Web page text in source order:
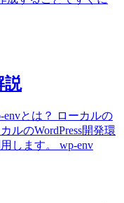
説
とは？ ローカルの
ルのWordPress開発環
します。 wp-env